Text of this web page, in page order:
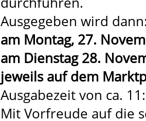
Ausgegeben wird
am Montag, 27.
am Dienstag 28.
jeweils auf dem
Ausgabezeit von ca.
Mit Vorfreude auf die